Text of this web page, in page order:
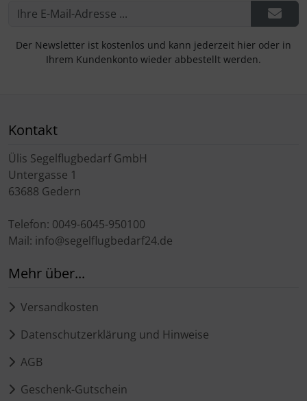
Der Newsletter ist kostenlos und kann jederzeit hier oder in
Ihrem Kundenkonto wieder abbestellt werden.
Kontakt
Ülis Segelflugbedarf GmbH
Untergasse 1
63688 Gedern
Telefon: 0049-6045-950100
Mail: info@segelflugbedarf24.de
Mehr über...
Versandkosten
Datenschutzerklärung und Hinweise
AGB
Geschenk-Gutschein